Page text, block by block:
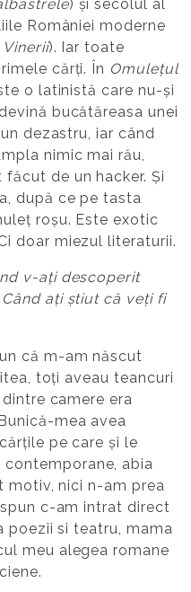
) și secolul al
României moderne
). Iar toate
cărți. În Omulețul
o latinistă care nu-și
bucătăreasa unei
dezastru, iar când
nimic mai rău,
de un hacker. Și
după ce pe tasta
roșu. Este exotic
doar miezul literaturii.
v-ați descoperit
ați știut că veți fi
că m-am născut
toți aveau teancuri
camere era
mea avea
pe care și le
abia
motiv, nici n-am prea
c-am intrat direct
poezii si teatru, mama
meu alegea romane